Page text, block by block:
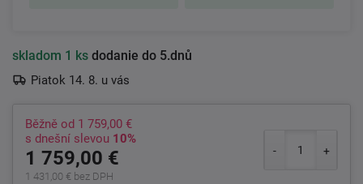
skladom 1 ks dodanie do 5.dnů
Piatok 14. 8. u vás
Běžně od 1 759,00 €
s dnešní slevou 10%
1 759,00 €
1 431,00 € bez DPH